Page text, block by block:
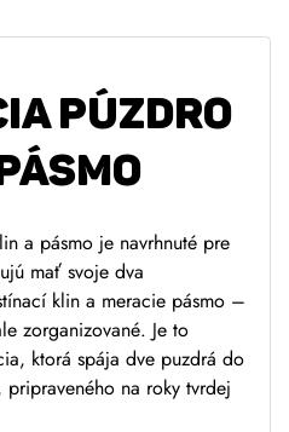
PÚZDRO
a pásmo je navrhnuté pre
mať svoje dva
klin a meracie pásmo –
zorganizované. Je to
ktorá spája dve puzdrá do
na roky tvrdej